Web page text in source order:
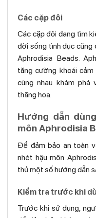
Các cặp đôi
Các cặp đôi đang tìm
đời sống tình dục cũng
Aphrodisia Beads.
tăng cường khoái
cùng nhau khám phá
thăng hoa.
Hướng dẫn
môn Aphrodisia
Để đảm bảo an toàn
nhét hậu môn
thủ một số hướng dẫn
Kiểm tra trước khi
Trước khi sử dụng,